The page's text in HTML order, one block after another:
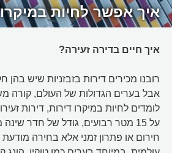
איך אפשר לחיות
איך חיים בדירה זעירה?
רובנו מכירים דירות בזבזניות שיש בהן
אבל בערים הגדולות של העולם, קורה
לומדים לחיות במיקרו דירות, דירות
על 15 מטר רבועים, גודל של חדר
חירום או פתרון זמני אלא בחירה